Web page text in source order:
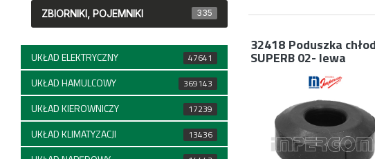
32418 Poduszka
SUPERB 02- lewa
ZBIORNIKI, POJEMNIKI 335
UKŁAD ELEKTRYCZNY 47641
UKŁAD HAMULCOWY 369143
UKŁAD KIEROWNICZY 17239
UKŁAD KLIMATYZACJI 13436